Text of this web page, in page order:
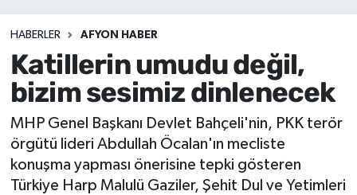
HABERLER AFYON HABER
Katillerin umudu değil,
bizim sesimiz dinlenecek
MHP Genel Başkanı Devlet Bahçeli'nin, PKK terör
örgütü lideri Abdullah Öcalan'ın mecliste
konuşma yapması önerisine tepki gösteren
Türkiye Harp Malulü Gaziler, Şehit Dul ve Yetimleri
Sağlık
Eğitim
Sivil Toplum
Ekonomi